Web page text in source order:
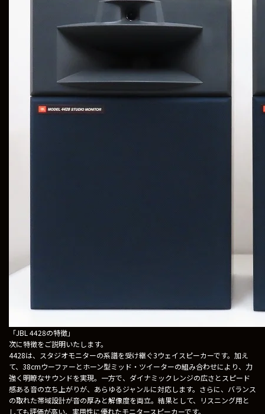
「JBL 4428の特徴」
次に特徴をご説明いたします。
4428は、スタジオモニターの系譜を受け継ぐ3ウェイスピーカーです。加え
て、38cmウーファーとホーン型ミッド・ツイーターの組み合わせにより、力
強く明瞭なサウンドを実現。一方で、ダイナミックレンジの広さとスピード
感ある音の立ち上がりが、あらゆるジャンルに対応します。さらに、バランス
の取れた帯域設計が音の厚みと解像度を両立。結果として、リスニング用と
しても評価が高い、実用性に優れたモニタースピーカーです。